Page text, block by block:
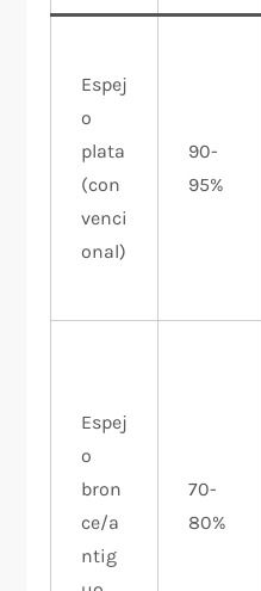
Espej
o
plata
(con
venci
onal)
90-
95%
Espej
o
bron
ce/a
ntig
70-
80%